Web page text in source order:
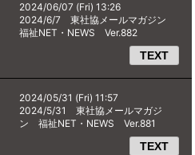
2024/06/07 (Fri) 13:26
2024/6/7 東社協メールマガジン
福祉NET・NEWS Ver.882
TEXT
2024/05/31 (Fri) 11:57
2024/5/31 東社協メールマガジ
ン 福祉NET・NEWS Ver.881
TEXT